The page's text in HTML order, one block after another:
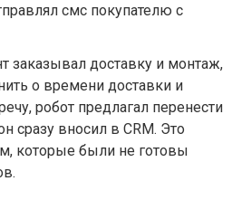
смс покупателю с
заказывал доставку и монтаж,
о времени доставки и
робот предлагал перенести
сразу вносил в CRM. Это
которые были не готовы